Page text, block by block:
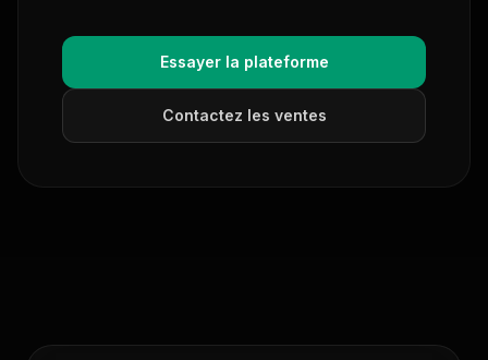
Essayer la plateforme
Contactez les ventes